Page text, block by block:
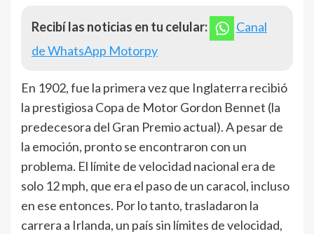
Recibí las noticias en tu celular:
Canal
de WhatsApp Motorpy
En 1902, fue la primera vez que Inglaterra recibió
la prestigiosa Copa de Motor Gordon Bennet (la
predecesora del Gran Premio actual). A pesar de
la emoción, pronto se encontraron con un
problema. El límite de velocidad nacional era de
solo 12 mph, que era el paso de un caracol, incluso
en ese entonces. Por lo tanto, trasladaron la
carrera a Irlanda, un país sin límites de velocidad,